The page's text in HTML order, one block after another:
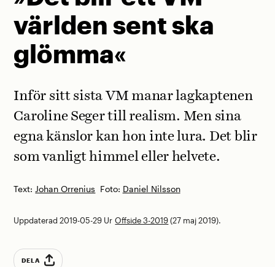
världen sent ska
glömma«
Text: Johan Orrenius Foto: Daniel Nilsson
Inför sitt sista VM manar lagkaptenen
Caroline Seger till realism. Men sina
egna känslor kan hon inte lura. Det blir
som vanligt ­himmel eller ­helvete.
Uppdaterad 2019-05-29 UrOffside 3-2019(27 maj 2019).
DELA